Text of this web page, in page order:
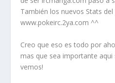
También los nuevos Stats
www.pokeirc.2ya.com ^^
Creo que eso es todo por
mas que sea importante
vemos!